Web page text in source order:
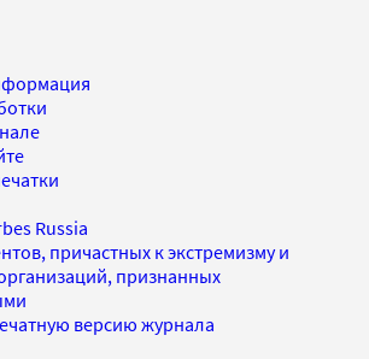
Russia
причастных к экстремизму и
признанных
версию журнала